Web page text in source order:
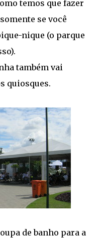
temos que fazer
se você
nique (o parque
também vai
quiosques.
de banho para a